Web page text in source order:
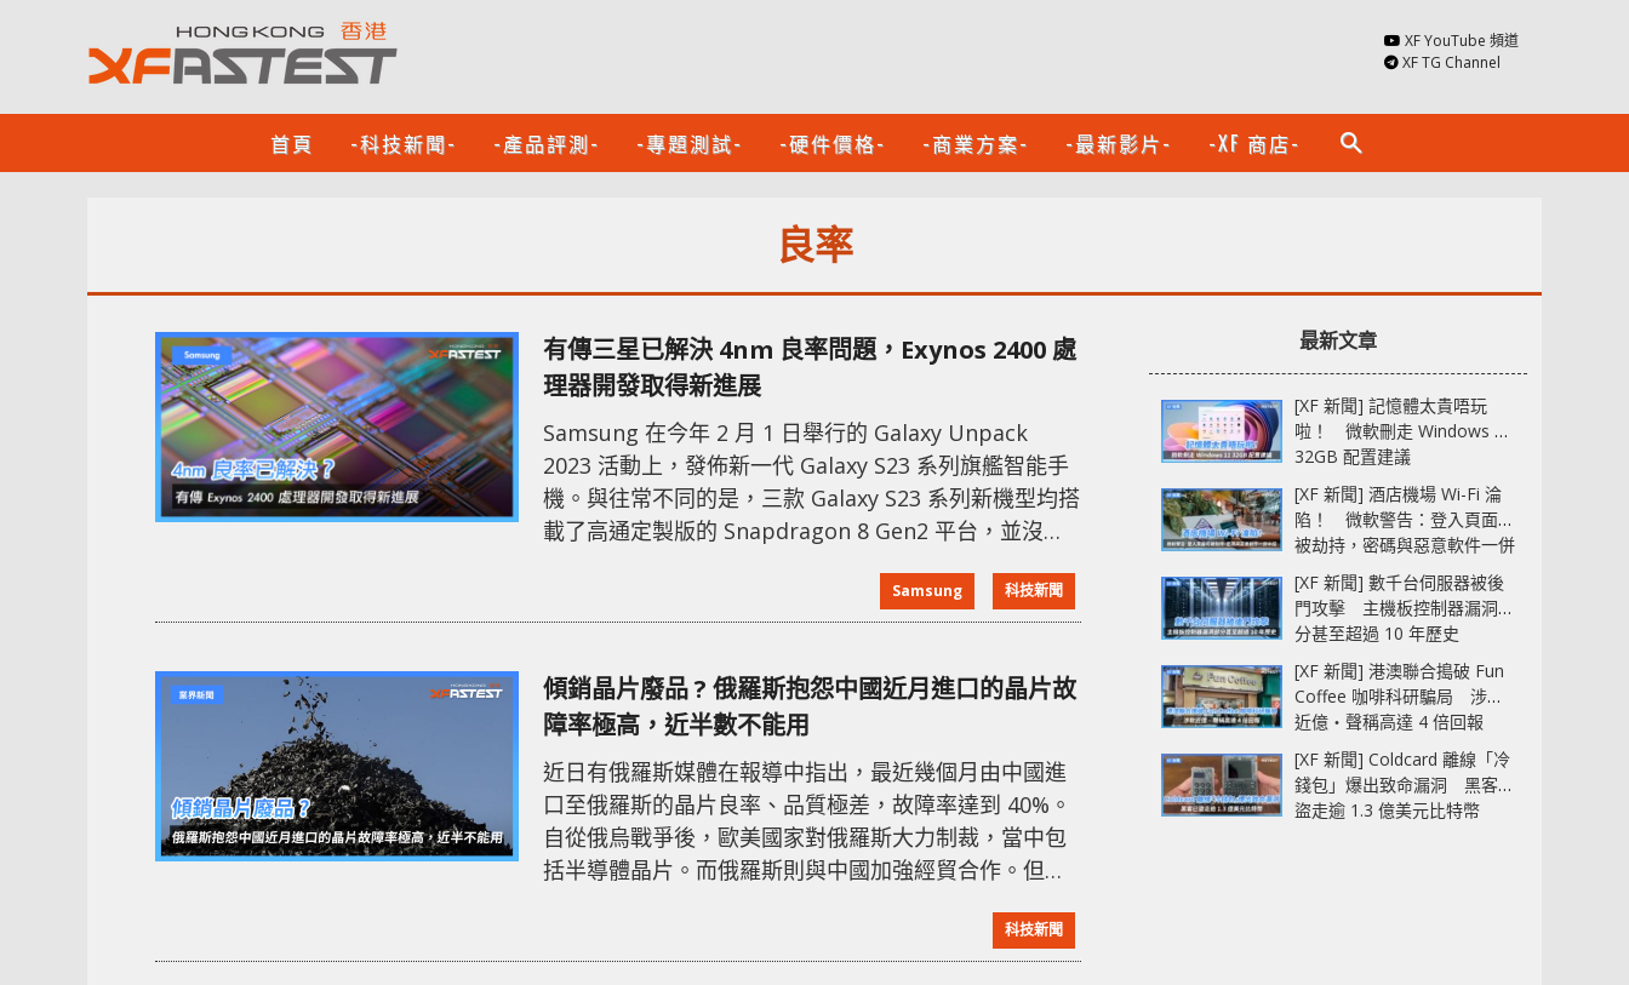
XF YouTube 頻道
XF TG Channel
首頁 -科技新聞- -產品評測- -專題測試- -硬件價格- -商業方案- -最新影片- -XF 商店- search
良率
有傳三星已解決 4nm 良率問題，Exynos 2400 處
理器開發取得新進展
Samsung 在今年 2 月 1 日舉行的 Galaxy Unpack
2023 活動上，發佈新一代 Galaxy S23 系列旗艦智能手
機。與往常不同的是，三款 Galaxy S23 系列新機型均搭
載了高通定製版的 Snapdragon 8 Gen2 平台，並沒有
的 Galaxy S22 系列被爆出性能問題，促使 Samsung 在
Galaxy S23 系列暫停使用 Exynos 晶片。 近期有報導
Samsung 科技新聞
傾銷晶片廢品 ? 俄羅斯抱怨中國近月進口的晶片故
障率極高，近半數不能用
近日有俄羅斯媒體在報導中指出，最近幾個月由中國進
口至俄羅斯的晶片良率、品質極差，故障率達到 40%。
自從俄烏戰爭後，歐美國家對俄羅斯大力制裁，當中包
括半導體晶片。而俄羅斯則與中國加強經貿合作。但近
進口的晶片故障率高達 40%，與戰爭前的 2% 相比差天
共地，而此事亦令當地電子產品生產商相當苦惱，並需
科技新聞
最新文章
[XF 新聞] 記憶體太貴唔玩
啦！ 微軟刪走 Windows 11
32GB 配置建議
[XF 新聞] 酒店機場 Wi-Fi 淪
陷！ 微軟警告：登入頁面可
被劫持，密碼與惡意軟件一併
中招
[XF 新聞] 數千台伺服器被後
門攻擊 主機板控制器漏洞部
分甚至超過 10 年歷史
[XF 新聞] 港澳聯合搗破 Fun
Coffee 咖啡科研騙局 涉款
近億‧聲稱高達 4 倍回報
[XF 新聞] Coldcard 離線「冷
錢包」爆出致命漏洞 黑客已
盜走逾 1.3 億美元比特幣